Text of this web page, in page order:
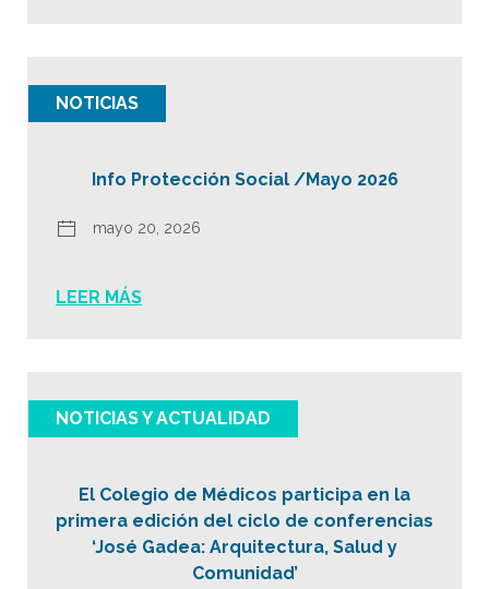
NOTICIAS
Info Protección Social /Mayo 2026
mayo 20, 2026
LEER MÁS
NOTICIAS Y ACTUALIDAD
El Colegio de Médicos participa en la
primera edición del ciclo de conferencias
‘José Gadea: Arquitectura, Salud y
Comunidad’